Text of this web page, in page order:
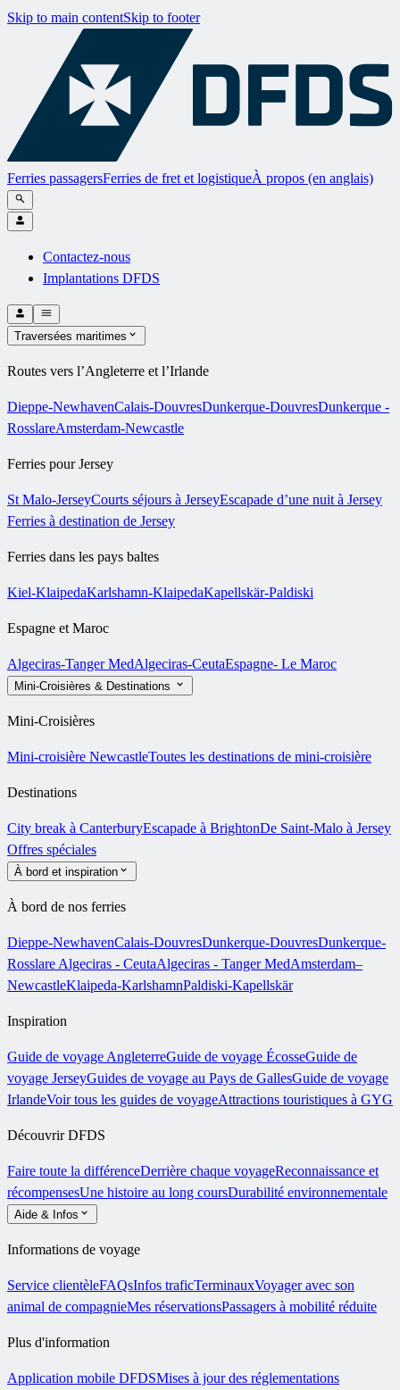
Skip to main contentSkip to footer
Ferries passagersFerries de fret et logistiqueÀ propos (en anglais)
Contactez-nous
Implantations DFDS
Traversées maritimes
Routes vers l’Angleterre et l’Irlande
Dieppe-NewhavenCalais-DouvresDunkerque-DouvresDunkerque -
RosslareAmsterdam-Newcastle
Ferries pour Jersey
St Malo-JerseyCourts séjours à JerseyEscapade d’une nuit à Jersey
Ferries à destination de Jersey
Ferries dans les pays baltes
Kiel-KlaipedaKarlshamn-KlaipedaKapellskär-Paldiski
Espagne et Maroc
Algeciras-Tanger MedAlgeciras-CeutaEspagne- Le Maroc
Mini-Croisières & Destinations
Mini-Croisières
Mini-croisière NewcastleToutes les destinations de mini-croisière
Destinations
City break à CanterburyEscapade à BrightonDe Saint-Malo à Jersey
Offres spéciales
À bord et inspiration
À bord de nos ferries
Dieppe-NewhavenCalais-DouvresDunkerque-DouvresDunkerque-
Rosslare Algeciras - CeutaAlgeciras - Tanger MedAmsterdam–
NewcastleKlaipeda-KarlshamnPaldiski-Kapellskär
Inspiration
Guide de voyage AngleterreGuide de voyage ÉcosseGuide de
voyage JerseyGuides de voyage au Pays de GallesGuide de voyage
IrlandeVoir tous les guides de voyageAttractions touristiques à GYG
Découvrir DFDS
Faire toute la différenceDerrière chaque voyageReconnaissance et
récompensesUne histoire au long coursDurabilité environnementale
Aide & Infos
Informations de voyage
Service clientèleFAQsInfos traficTerminauxVoyager avec son
animal de compagnieMes réservationsPassagers à mobilité réduite
Plus d'information
Application mobile DFDSMises à jour des réglementations